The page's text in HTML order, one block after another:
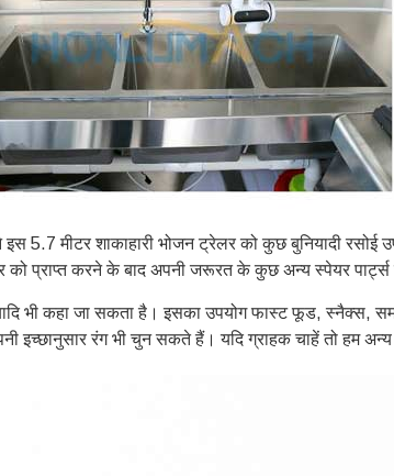
5.7 मीटर शाकाहारी भोजन ट्रेलर को कुछ बुनियादी
को प्राप्त करने के बाद अपनी जरूरत के कुछ अन्य स्पेयर पार्ट्स
भी कहा जा सकता है। इसका उपयोग फास्ट फूड, स्नैक्स,
इच्छानुसार रंग भी चुन सकते हैं। यदि ग्राहक चाहें तो हम